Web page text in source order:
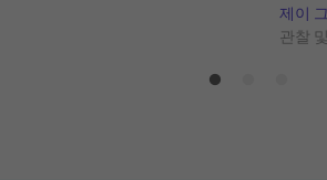
제이
관찰